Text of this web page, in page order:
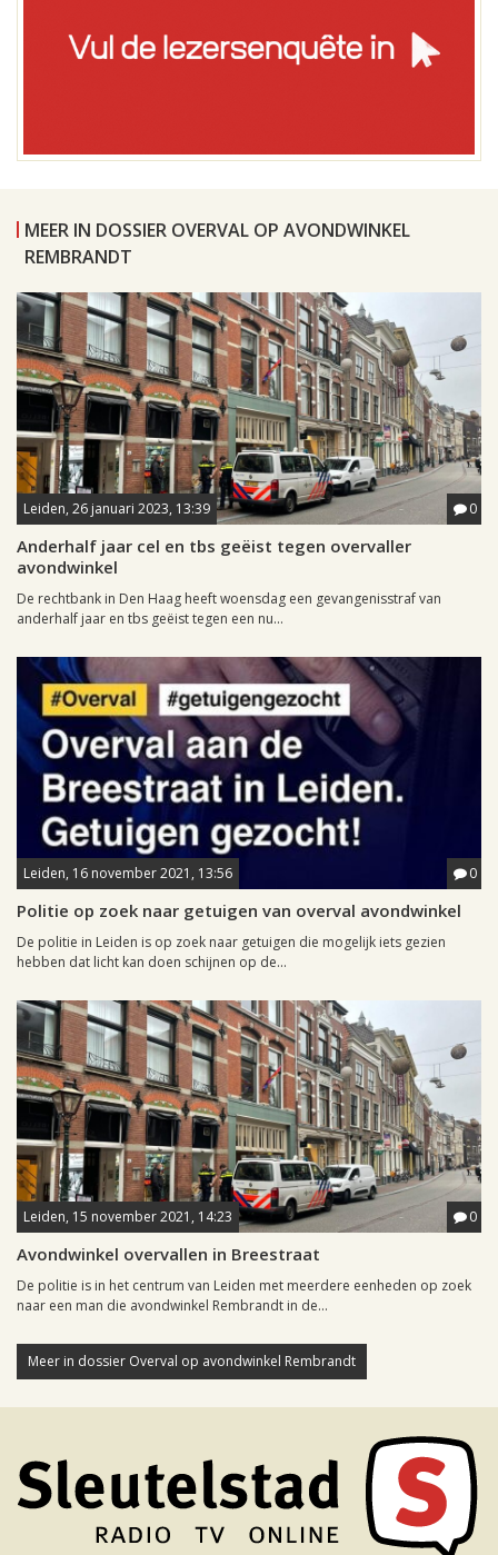
MEER IN DOSSIER OVERVAL OP AVONDWINKEL
REMBRANDT
Leiden, 26 januari 2023, 13:39 0
Anderhalf jaar cel en tbs geëist tegen overvaller
avondwinkel
De rechtbank in Den Haag heeft woensdag een gevangenisstraf van
anderhalf jaar en tbs geëist tegen een nu...
Leiden, 16 november 2021, 13:56 0
Politie op zoek naar getuigen van overval avondwinkel
De politie in Leiden is op zoek naar getuigen die mogelijk iets gezien
hebben dat licht kan doen schijnen op de...
Leiden, 15 november 2021, 14:23 0
Avondwinkel overvallen in Breestraat
De politie is in het centrum van Leiden met meerdere eenheden op zoek
naar een man die avondwinkel Rembrandt in de...
Meer in dossier Overval op avondwinkel Rembrandt